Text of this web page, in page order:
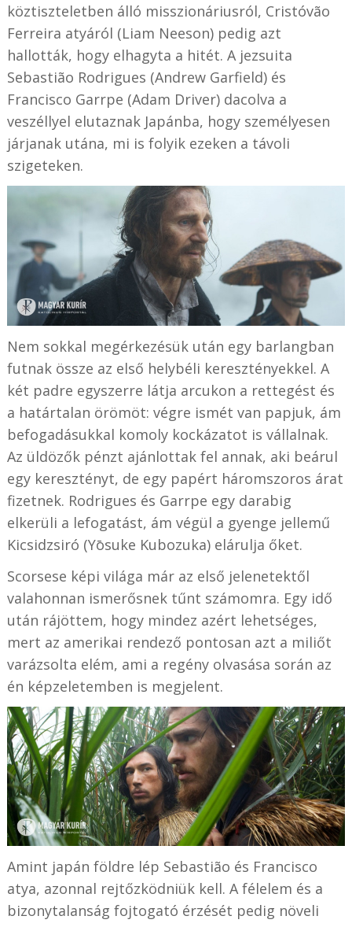
köztiszteletben álló misszionáriusról, Cristóvão
Ferreira atyáról (Liam Neeson) pedig azt
hallották, hogy elhagyta a hitét. A jezsuita
Sebastião Rodrigues (Andrew Garfield) és
Francisco Garrpe (Adam Driver) dacolva a
veszéllyel elutaznak Japánba, hogy személyesen
járjanak utána, mi is folyik ezeken a távoli
szigeteken.
Nem sokkal megérkezésük után egy barlangban
futnak össze az első helybéli keresztényekkel. A
két padre egyszerre látja arcukon a rettegést és
a határtalan örömöt: végre ismét van papjuk, ám
befogadásukkal komoly kockázatot is vállalnak.
Az üldözők pénzt ajánlottak fel annak, aki beárul
egy keresztényt, de egy papért háromszoros árat
fizetnek. Rodrigues és Garrpe egy darabig
elkerüli a lefogatást, ám végül a gyenge jellemű
Kicsidzsiró (Yōsuke Kubozuka) elárulja őket.
Scorsese képi világa már az első jelenetektől
valahonnan ismerősnek tűnt számomra. Egy idő
után rájöttem, hogy mindez azért lehetséges,
mert az amerikai rendező pontosan azt a miliőt
varázsolta elém, ami a regény olvasása során az
én képzeletemben is megjelent.
Amint japán földre lép Sebastião és Francisco
atya, azonnal rejtőzködniük kell. A félelem és a
bizonytalanság fojtogató érzését pedig növeli